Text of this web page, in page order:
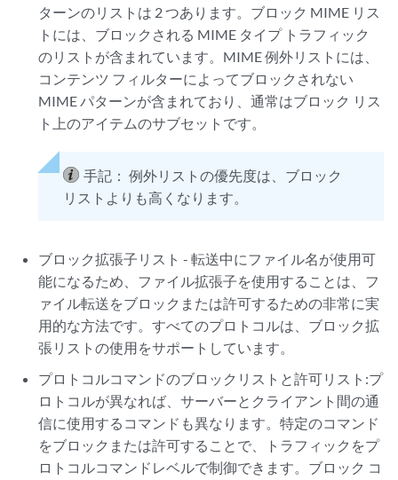
ターンのリストは 2 つあります。ブロック MIME リス
トには、ブロックされる MIME タイプ トラフィック
のリストが含まれています。MIME 例外リストには、
コンテンツ フィルターによってブロックされない
MIME パターンが含まれており、通常はブロック リス
ト上のアイテムのサブセットです。
手記： 例外リストの優先度は、ブロック
リストよりも高くなります。
ブロック拡張子リスト - 転送中にファイル名が使用可
能になるため、ファイル拡張子を使用することは、フ
ァイル転送をブロックまたは許可するための非常に実
用的な方法です。すべてのプロトコルは、ブロック拡
張リストの使用をサポートしています。
プロトコルコマンドのブロックリストと許可リスト:プ
ロトコルが異なれば、サーバーとクライアント間の通
信に使用するコマンドも異なります。特定のコマンド
をブロックまたは許可することで、トラフィックをプ
ロトコルコマンドレベルで制御できます。ブロック コ